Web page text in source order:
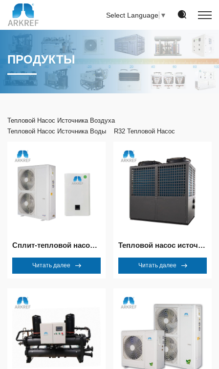
Select Language ▼
ПРОДУКТЫ
Тепловой Насос Источника Воздуха
Тепловой Насос Источника Воды
R32 Тепловой Насос
Сплит-тепловой насос R32
Читать далее
Тепловой насос источника воздуха
Читать далее